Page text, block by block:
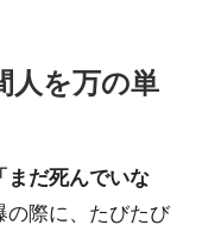
人を万の単
「まだ死んでいな
の際に、たびたび